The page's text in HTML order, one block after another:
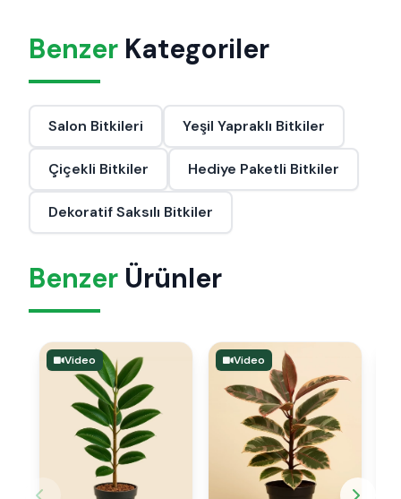
Benzer Kategoriler
Salon Bitkileri Yeşil Yapraklı Bitkiler
Çiçekli Bitkiler Hediye Paketli Bitkiler
Dekoratif Saksılı Bitkiler
Benzer Ürünler
Video Video